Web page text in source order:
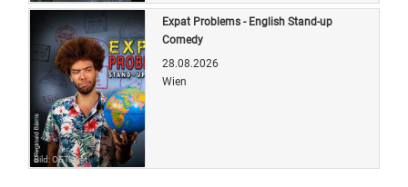
Bild: OETicket
Expat Problems - English Stand-up
Comedy
28.08.2026
Wien